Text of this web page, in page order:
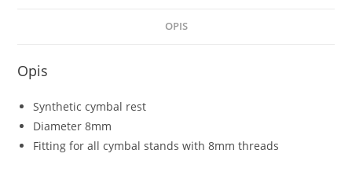
OPIS
Opis
Synthetic cymbal rest
Diameter 8mm
Fitting for all cymbal stands with 8mm threads